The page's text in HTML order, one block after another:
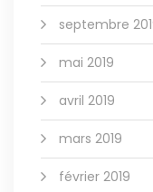
septembre
mai 2019
avril 2019
mars 2019
février 2019